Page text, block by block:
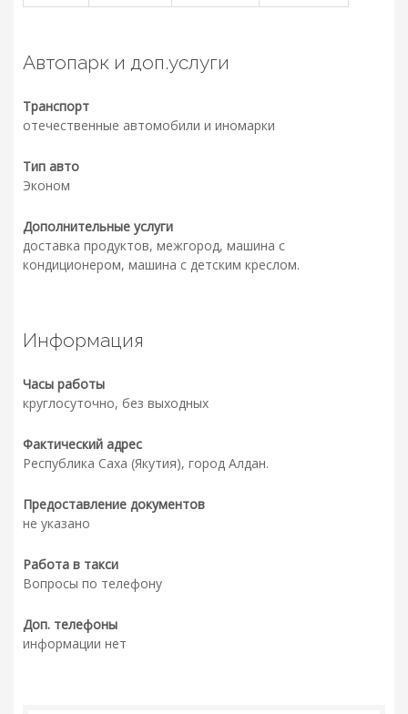
Автопарк и доп.услуги
Транспорт
отечественные автомобили и иномарки
Тип авто
Эконом
Дополнительные услуги
доставка продуктов, межгород, машина с
кондиционером, машина с детским креслом.
Информация
Часы работы
круглосуточно, без выходных
Фактический адрес
Республика Саха (Якутия), город Алдан.
Предоставление документов
не указано
Работа в такси
Вопросы по телефону
Доп. телефоны
информации нет